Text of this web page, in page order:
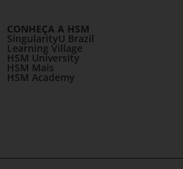
CONHEÇA A HSM
SingularityU Brazil
Learning Village
HSM University
HSM Mais
HSM Academy